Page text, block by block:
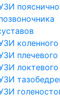
коленного
плечевого
локтевого